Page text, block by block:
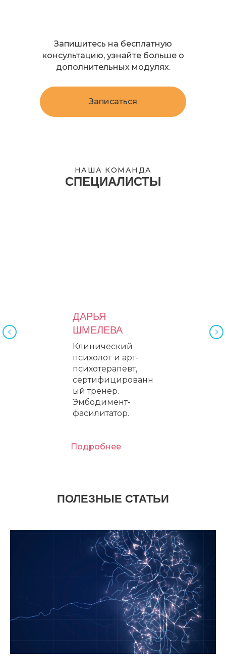
Запишитесь на бесплатную
консультацию, узнайте больше о
дополнительных модулях.
Записаться
СПЕЦИАЛИСТЫ
НАША КОМАНДА
ДАРЬЯ
ШМЕЛЕВА
Клинический
психолог и арт-
психотерапевт,
сертифицированн
ый тренер.
Эмбодимент-
фасилитатор.
Подробнее
ПОЛЕЗНЫЕ СТАТЬИ